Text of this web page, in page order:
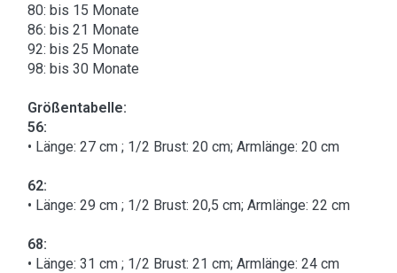
80: bis 15 Monate
86: bis 21 Monate
92: bis 25 Monate
98: bis 30 Monate
Größentabelle:
56:
• Länge: 27 cm ; 1/2 Brust: 20 cm; Armlänge: 20 cm
62:
• Länge: 29 cm ; 1/2 Brust: 20,5 cm; Armlänge: 22 cm
68:
• Länge: 31 cm ; 1/2 Brust: 21 cm; Armlänge: 24 cm